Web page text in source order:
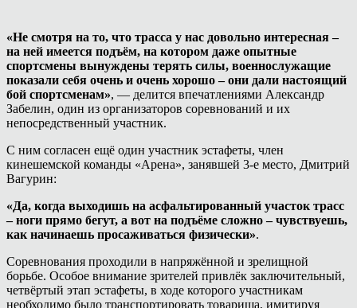
«Не смотря на то, что трасса у нас довольно интересная –
на ней имеется подъём, на котором даже опытные
спортсмены вынуждены терять силы, военнослужащие
показали себя очень и очень хорошо – они дали настоящий
бой спортсменам», — делится впечатлениями Александр
Забелин, один из организаторов соревнований и их
непосредственный участник.
С ним согласен ещё один участник эстафеты, член
кинешемской команды «Арена», занявшей 3-е место, Дмитрий
Вагурин:
«Да, когда выходишь на асфальтированный участок трасс
– ноги прямо бегут, а вот на подъёме сложно – чувствуешь,
как начинаешь просаживаться физически».
Соревнования проходили в напряжённой и зрелищной
борьбе. Особое внимание зрителей привлёк заключительный,
четвёртый этап эстафеты, в ходе которого участникам
необходимо было транспортировать товарища, имитируя